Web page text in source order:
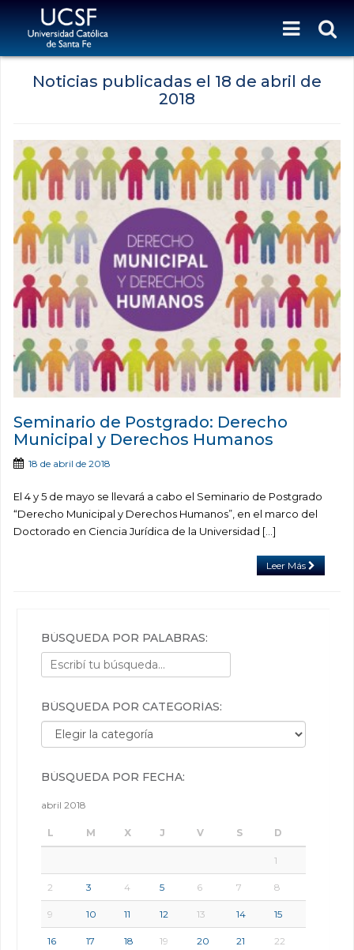
Noticias publicadas el 18 de abril de
2018
Seminario de Postgrado: Derecho
Municipal y Derechos Humanos
18 de abril de 2018
El 4 y 5 de mayo se llevará a cabo el Seminario de Postgrado
“Derecho Municipal y Derechos Humanos”, en el marco del
Doctorado en Ciencia Jurídica de la Universidad […]
Leer Más
BÚSQUEDA POR PALABRAS:
BÚSQUEDA POR CATEGORÍAS:
Búsqueda por categorías:
BÚSQUEDA POR FECHA:
abril 2018
L M X J V S D
1
2 3 4 5 6 7 8
9 10 11 12 13 14 15
16 17 18 19 20 21 22